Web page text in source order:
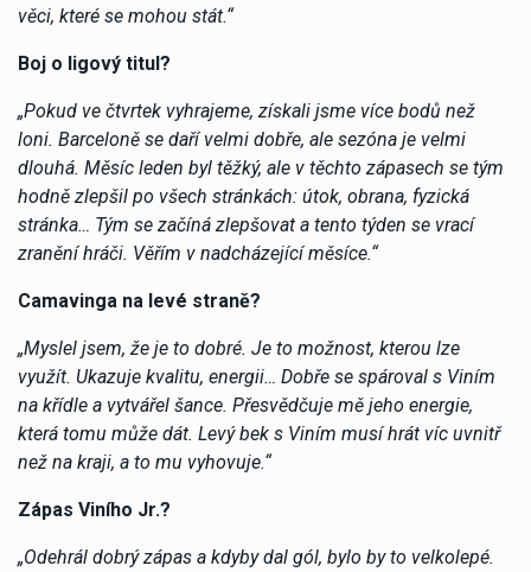
věci, které se mohou stát.“
Boj o ligový titul?
„Pokud ve čtvrtek vyhrajeme, získali jsme více bodů než
loni. Barceloně se daří velmi dobře, ale sezóna je velmi
dlouhá. Měsíc leden byl těžký, ale v těchto zápasech se tým
hodně zlepšil po všech stránkách: útok, obrana, fyzická
stránka… Tým se začíná zlepšovat a tento týden se vrací
zranění hráči. Věřím v nadcházející měsíce.“
Camavinga na levé straně?
„Myslel jsem, že je to dobré. Je to možnost, kterou lze
využít. Ukazuje kvalitu, energii… Dobře se spároval s Viním
na křídle a vytvářel šance. Přesvědčuje mě jeho energie,
která tomu může dát. Levý bek s Viním musí hrát víc uvnitř
než na kraji, a to mu vyhovuje.“
Zápas Viního Jr.?
„Odehrál dobrý zápas a kdyby dal gól, bylo by to velkolepé.